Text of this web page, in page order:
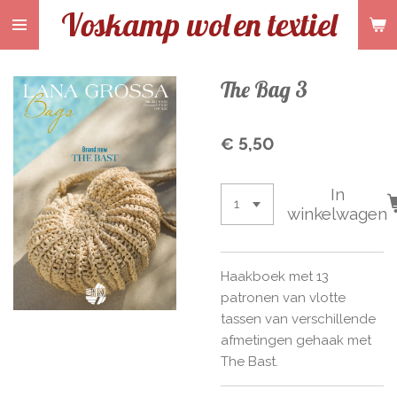
Ga
de
hoofdinhoud
Voskamp wolen textiel
The Bag 3
€ 5,50
In
winkelwagen
Haakboek met 13
patronen van vlotte
tassen van verschillende
afmetingen gehaak met
The Bast.